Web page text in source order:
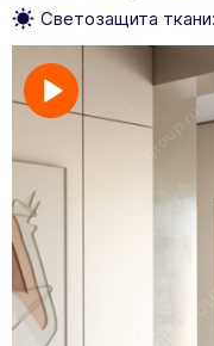
Светозащита ткани: